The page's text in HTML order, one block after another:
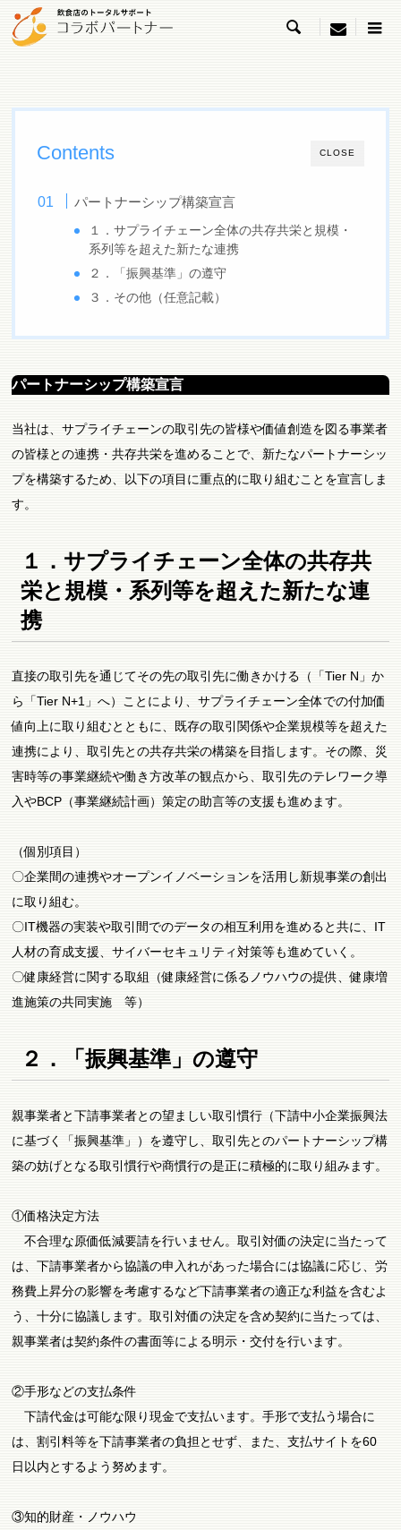
 menu
CLOSE
Contents
パートナーシップ構築宣言
１．サプライチェーン全体の共存共栄と規模・
系列等を超えた新たな連携
２．「振興基準」の遵守
３．その他（任意記載）
パートナーシップ構築宣言
当社は、サプライチェーンの取引先の皆様や価値創造を図る事業者
の皆様との連携・共存共栄を進めることで、新たなパートナーシッ
プを構築するため、以下の項目に重点的に取り組むことを宣言しま
す。
１．サプライチェーン全体の共存共
栄と規模・系列等を超えた新たな連
携
直接の取引先を通じてその先の取引先に働きかける（「Tier N」か
ら「Tier N+1」へ）ことにより、サプライチェーン全体での付加価
値向上に取り組むとともに、既存の取引関係や企業規模等を超えた
連携により、取引先との共存共栄の構築を目指します。その際、災
害時等の事業継続や働き方改革の観点から、取引先のテレワーク導
入やBCP（事業継続計画）策定の助言等の支援も進めます。
（個別項目）
〇企業間の連携やオープンイノベーションを活用し新規事業の創出
に取り組む。
〇IT機器の実装や取引間でのデータの相互利用を進めると共に、IT
人材の育成支援、サイバーセキュリティ対策等も進めていく。
〇健康経営に関する取組（健康経営に係るノウハウの提供、健康増
進施策の共同実施 等）
２．「振興基準」の遵守
親事業者と下請事業者との望ましい取引慣行（下請中小企業振興法
に基づく「振興基準」）を遵守し、取引先とのパートナーシップ構
築の妨げとなる取引慣行や商慣行の是正に積極的に取り組みます。
①価格決定方法
不合理な原価低減要請を行いません。取引対価の決定に当たって
は、下請事業者から協議の申入れがあった場合には協議に応じ、労
務費上昇分の影響を考慮するなど下請事業者の適正な利益を含むよ
う、十分に協議します。取引対価の決定を含め契約に当たっては、
親事業者は契約条件の書面等による明示・交付を行います。
②手形などの支払条件
下請代金は可能な限り現金で支払います。手形で支払う場合に
は、割引料等を下請事業者の負担とせず、また、支払サイトを60
日以内とするよう努めます。
③知的財産・ノウハウ